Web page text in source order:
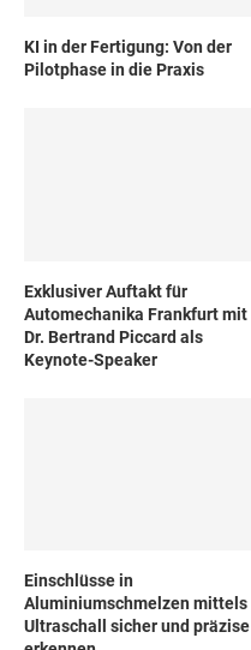
KI in der Fertigung: Von der
Pilotphase in die Praxis
Exklusiver Auftakt für
Automechanika Frankfurt mit
Dr. Bertrand Piccard als
Keynote-Speaker
Einschlüsse in
Aluminiumschmelzen mittels
Ultraschall sicher und präzise